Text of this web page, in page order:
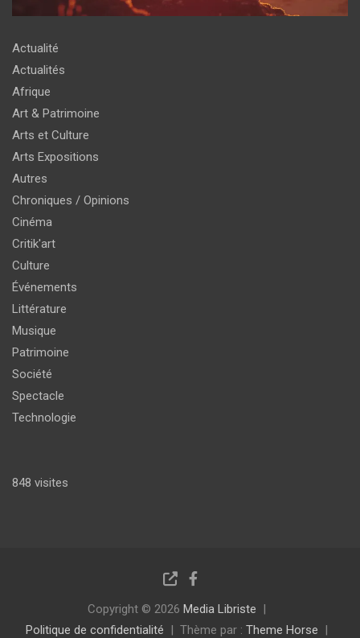
Actualité
Actualités
Afrique
Art & Patrimoine
Arts et Culture
Arts Expositions
Autres
Chroniques / Opinions
Cinéma
Critik'art
Culture
Événements
Littérature
Musique
Patrimoine
Société
Spectacle
Technologie
848 visites
Copyright © 2026 Media Libriste
Politique de confidentialité
Thème par : Theme Horse